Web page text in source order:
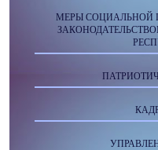
МЕРЫ СОЦИАЛЬНОЙ